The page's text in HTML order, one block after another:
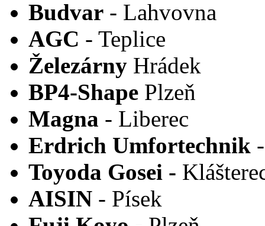
Budvar - Lahvovna
AGC - Teplice
Železárny Hrádek
BP4-Shape Plzeň
Magna - Liberec
Erdrich Umfortechnik
Toyoda Gosei -
AISIN - Písek